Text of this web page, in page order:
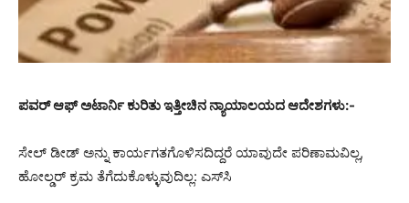
ಪವರ್ ಆಫ್ ಅಟಾರ್ನಿ ಕುರಿತು ಇತ್ತೀಚಿನ ನ್ಯಾಯಾಲಯದ ಆದೇಶಗಳು:-
ಸೇಲ್ ಡೀಡ್ ಅನ್ನು ಕಾರ್ಯಗತಗೊಳಿಸದಿದ್ದರೆ ಯಾವುದೇ ಪರಿಣಾಮವಿಲ್ಲ,
ಹೋಲ್ಡರ್ ಕ್ರಮ ತೆಗೆದುಕೊಳ್ಳುವುದಿಲ್ಲ: ಎಸ್‌ಸಿ